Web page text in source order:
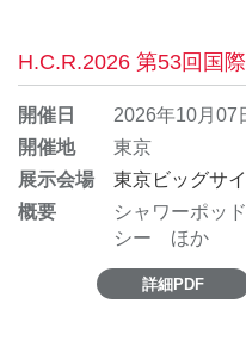
H.C.R.2026 第53回国
開催日
2026年10月07
開催地
東京
展示会場
東京ビッグサ
概要
シャワーポッ
シー ほか
詳細PDF